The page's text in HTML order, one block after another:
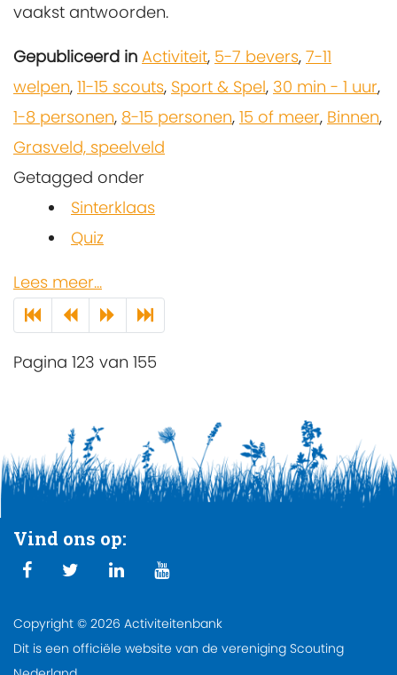
vaakst antwoorden.
Gepubliceerd in Activiteit, 5-7 bevers, 7-11
welpen, 11-15 scouts, Sport & Spel, 30 min - 1 uur,
1-8 personen, 8-15 personen, 15 of meer, Binnen,
Grasveld, speelveld
Getagged onder
Sinterklaas
Quiz
Lees meer...
Pagina 123 van 155
Vind ons op:
Copyright © 2026 Activiteitenbank
Dit is een officiële website van de vereniging Scouting